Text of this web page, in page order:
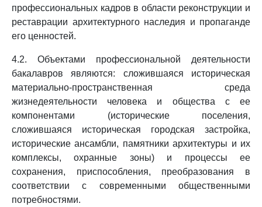
профессиональных кадров в области реконструкции и
реставрации архитектурного наследия и пропаганде
его ценностей.
4.2. Объектами профессиональной деятельности
бакалавров являются: сложившаяся историческая
материально-пространственная среда
жизнедеятельности человека и общества с ее
компонентами (исторические поселения,
сложившаяся историческая городская застройка,
исторические ансамбли, памятники архитектуры и их
комплексы, охранные зоны) и процессы ее
сохранения, приспособления, преобразования в
соответствии с современными общественными
потребностями.